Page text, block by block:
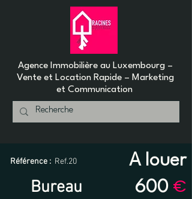
Agence Immobilière au Luxembourg –
Vente et Location Rapide – Marketing
et Communication
Référence : Ref.20 A louer
€
600
Bureau